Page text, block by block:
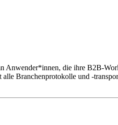
die ihre B2B-
Branchenprotokolle und -